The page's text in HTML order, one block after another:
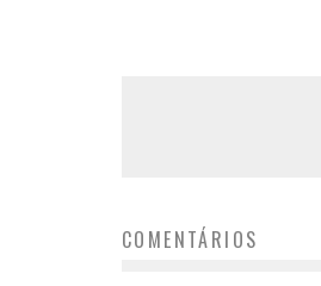
COMENTÁRIOS